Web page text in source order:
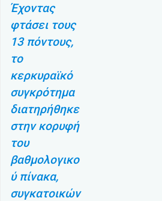
Έχοντας
φτάσει τους
13 πόντους,
το
κερκυραϊκό
συγκρότημα
διατηρήθηκε
στην κορυφή
του
βαθμολογικο
ύ πίνακα,
συγκατοικών